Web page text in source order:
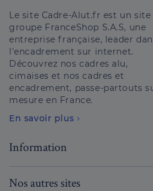
Le site Cadre-Alut.fr est un site
groupe FranceShop S.A.S, une
entreprise française, leader
l'encadrement sur internet.
Découvrez nos cadres alu,
cimaises et nos cadres et
encadrement, passe-partouts
mesure en France.
En savoir plus
Information
Nos autres sites